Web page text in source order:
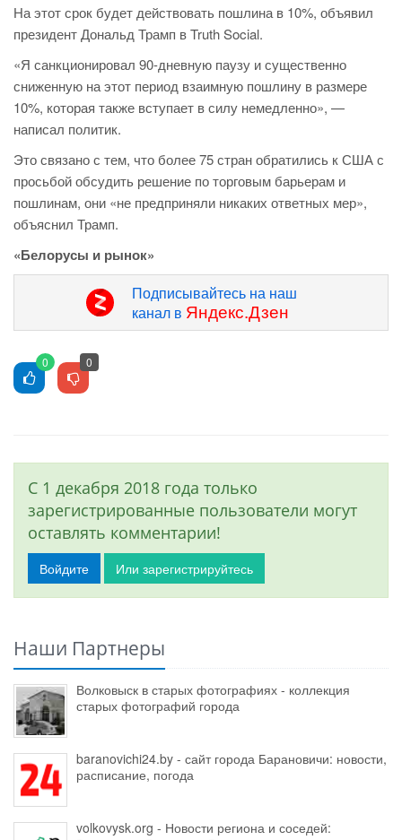
На этот срок будет действовать пошлина в 10%, объявил
президент Дональд Трамп в Truth Social.
«Я санкционировал 90-дневную паузу и существенно
сниженную на этот период взаимную пошлину в размере
10%, которая также вступает в силу немедленно», —
написал политик.
Это связано с тем, что более 75 стран обратились к США с
просьбой обсудить решение по торговым барьерам и
пошлинам, они «не предприняли никаких ответных мер»,
объяснил Трамп.
«Белорусы и рынок»
Подписывайтесь на наш
канал в Яндекс.Дзен
0 0
С 1 декабря 2018 года только
зарегистрированные пользователи могут
оставлять комментарии!
Войдите Или зарегистрируйтесь
Наши Партнеры
Волковыск в старых фотографиях - коллекция
старых фотографий города
baranovichi24.by - сайт города Барановичи: новости,
расписание, погода
volkovysk.org - Новости региона и соседей: